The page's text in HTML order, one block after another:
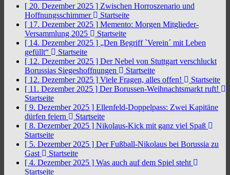
[ 20. Dezember 2025 ] Zwischen Horroszenario und
Hoffnungsschimmer
Startseite
[ 17. Dezember 2025 ] Memento: Morgen Mitglieder-
Versammlung 2025
Startseite
[ 14. Dezember 2025 ] „Den Begriff `Verein´ mit Leben
gefüllt“
Startseite
[ 12. Dezember 2025 ] Der Nebel von Stuttgart verschluckt
Borussias Siegeshoffnungen
Startseite
[ 12. Dezember 2025 ] Viele Fragen, alles offen!
Startseite
[ 11. Dezember 2025 ] Der Borussen-Weihnachtsmarkt ruft!
Startseite
[ 9. Dezember 2025 ] Ellenfeld-Doppelpass: Zwei Kapitäne
dürfen feiern
Startseite
[ 8. Dezember 2025 ] Nikolaus-Kick mit ganz viel Spaß
Startseite
[ 5. Dezember 2025 ] Der Fußball-Nikolaus bei Borussia zu
Gast
Startseite
[ 4. Dezember 2025 ] Was auch auf dem Spiel steht
Startseite